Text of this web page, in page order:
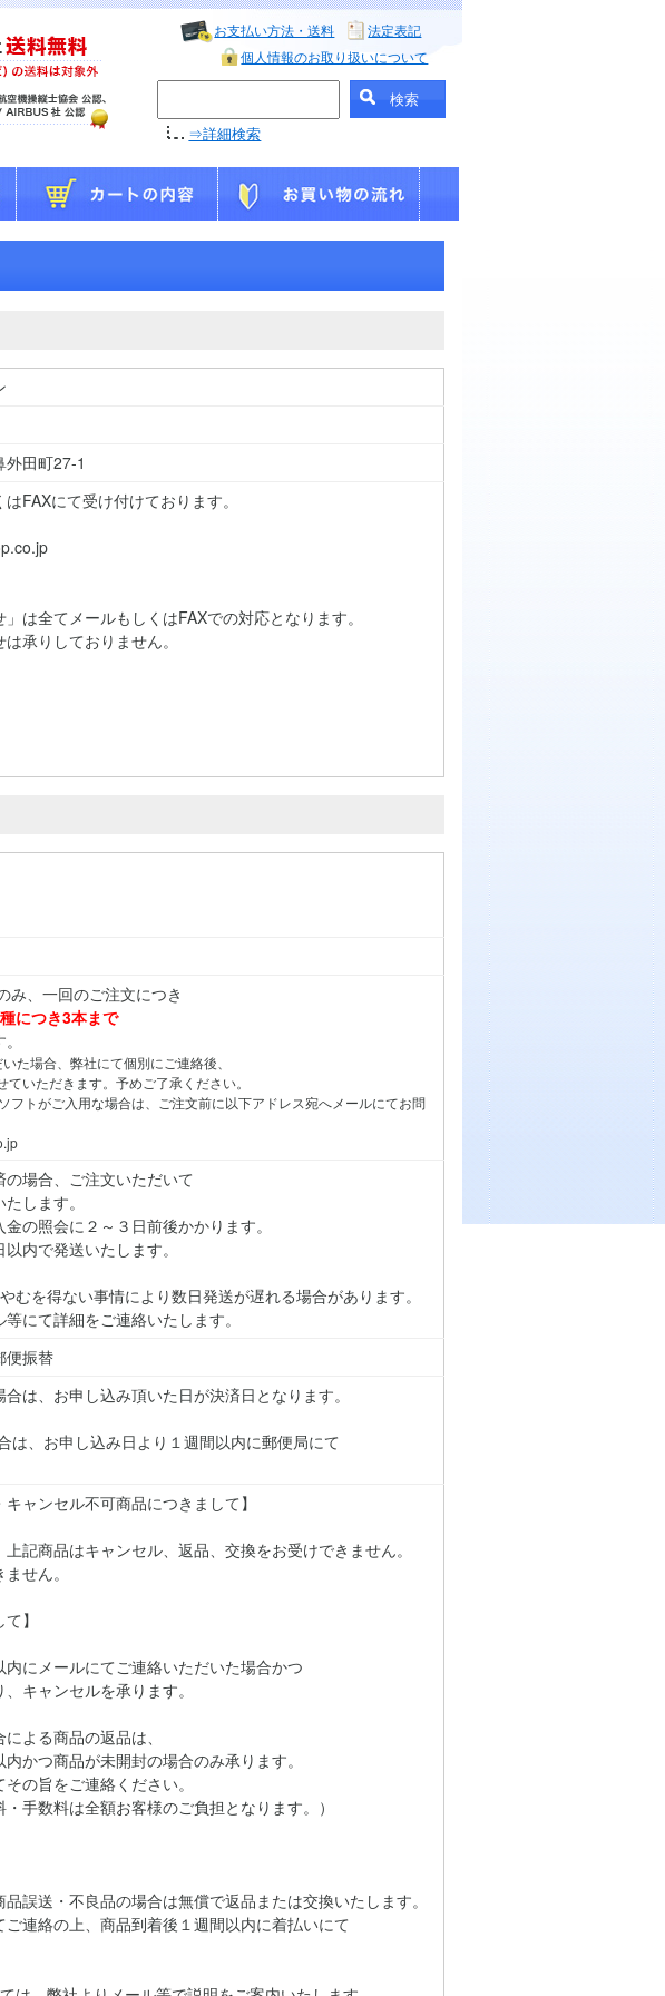
お支払い方法・送料
法定表記
個人情報のお取り扱いについて
⇒詳細検索
田町27-1
FAXにて受け付けております。
は全てメールもしくはFAXでの対応となります。
承りしておりません。
み、一回のご注文につき
につき3本まで
た場合、弊社にて個別にご連絡後、
いただきます。予めご了承ください。
フトがご入用な場合は、ご注文前に以下アドレス宛へメールにてお問
の場合、ご注文いただいて
します。
の照会に２～３日前後かかります。
内で発送いたします。
むを得ない事情により数日発送が遅れる場合があります。
て詳細をご連絡いたします。
便振替
合は、お申し込み頂いた日が決済日となります。
は、お申し込み日より１週間以内に郵便局にて
キャンセル不可商品につきまして】
記商品はキャンセル、返品、交換をお受けできません。
せん。
】
にメールにてご連絡いただいた場合かつ
ャンセルを承ります。
よる商品の返品は、
つ商品が未開封の場合のみ承ります。
旨をご連絡ください。
数料は全額お客様のご負担となります。）
誤送・不良品の場合は無償で返品または交換いたします。
連絡の上、商品到着後１週間以内に着払いにて